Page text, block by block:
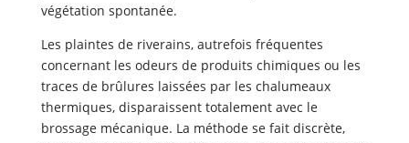
végétation spontanée.
Les plaintes de riverains, autrefois fréquentes
concernant les odeurs de produits chimiques ou les
traces de brûlures laissées par les chalumeaux
thermiques, disparaissent totalement avec le
brossage mécanique. La méthode se fait discrète,